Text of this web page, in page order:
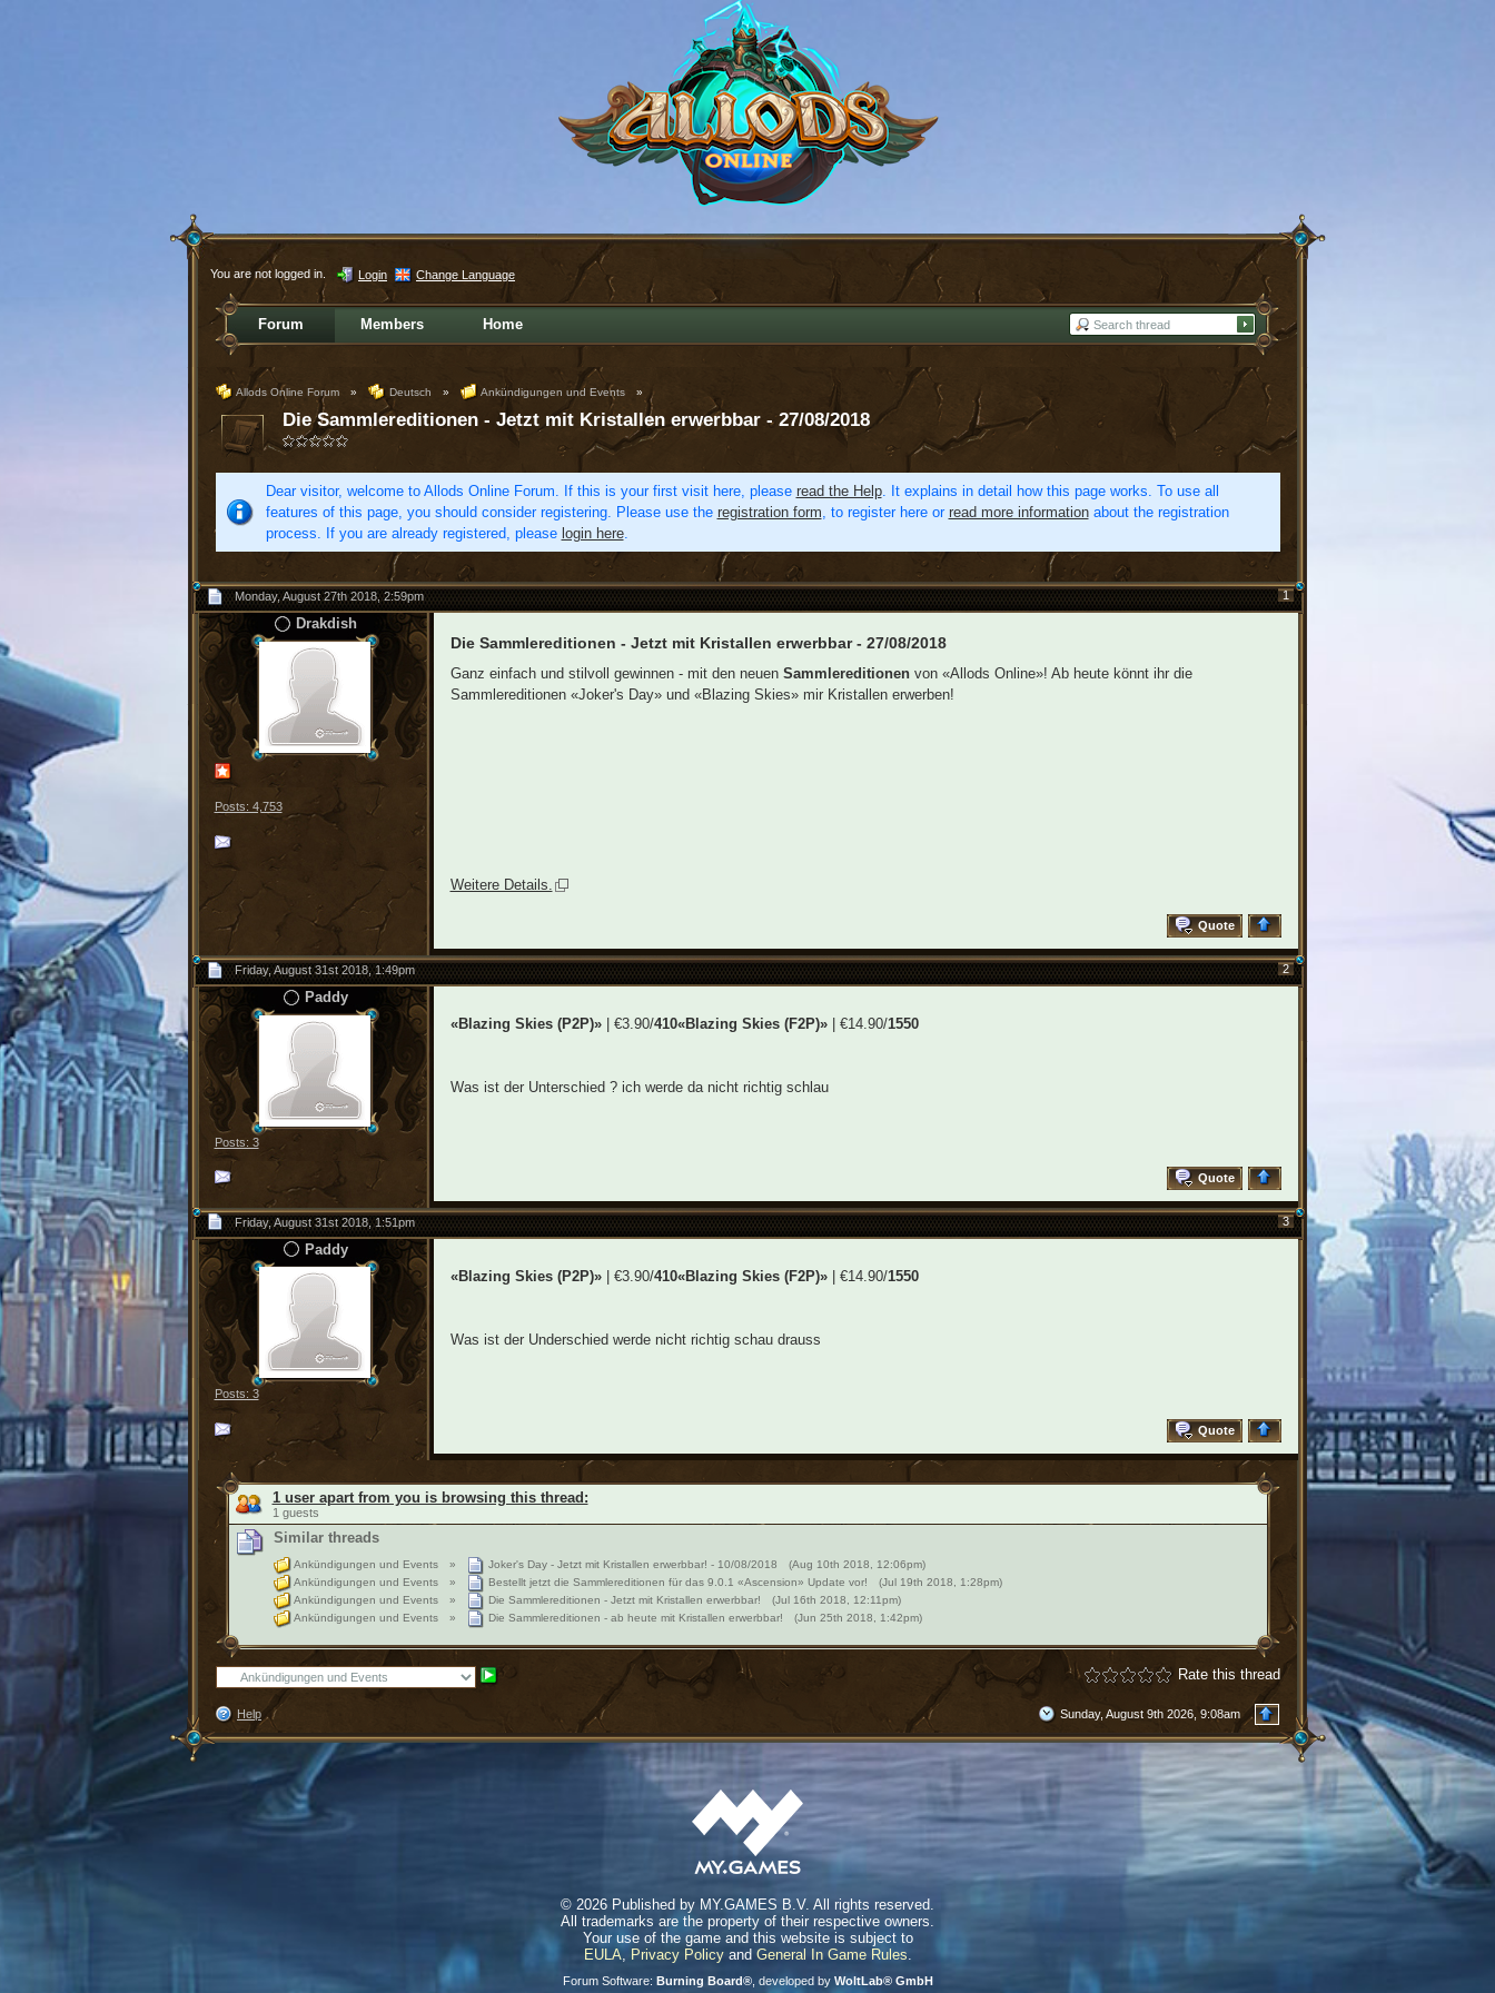
You are not logged in. Login Change Language
Forum Members Home
Allods Online Forum » Deutsch » Ankündigungen und Events »
Die Sammlereditionen - Jetzt mit Kristallen erwerbbar - 27/08/2018
Dear visitor, welcome to Allods Online Forum. If this is your first visit here, please read the Help. It explains in detail how this page works. To use all
features of this page, you should consider registering. Please use the registration form, to register here or read more informationabout the registration
process. If you are already registered, please login here.
1
Monday, August 27th 2018, 2:59pm
Drakdish
Posts: 4,753
Die Sammlereditionen - Jetzt mit Kristallen erwerbbar - 27/08/2018
Ganz einfach und stilvoll gewinnen - mit den neuen Sammlereditionenvon «Allods Online»! Ab heute könnt ihr die
Sammlereditionen «Joker's Day» und «Blazing Skies» mir Kristallen erwerben!
Weitere Details.
Quote
2
Friday, August 31st 2018, 1:49pm
Paddy
Posts: 3
«Blazing Skies (P2P)»| €3.90/410«Blazing Skies (F2P)»| €14.90/1550
Was ist der Unterschied ? ich werde da nicht richtig schlau
Quote
3
Friday, August 31st 2018, 1:51pm
Paddy
Posts: 3
«Blazing Skies (P2P)»| €3.90/410«Blazing Skies (F2P)»| €14.90/1550
Was ist der Underschied werde nicht richtig schau drauss
Quote
1 user apart from you is browsing this thread:
1 guests
Similar threads
Ankündigungen und Events » Joker's Day - Jetzt mit Kristallen erwerbbar! - 10/08/2018
(Aug 10th 2018, 12:06pm)
Ankündigungen und Events
» Bestellt jetzt die Sammlereditionen für das 9.0.1 «Ascension» Update vor!
(Jul 19th 2018, 1:28pm)
Ankündigungen und Events
» Die Sammlereditionen - Jetzt mit Kristallen erwerbbar!
(Jul 16th 2018, 12:11pm)
Ankündigungen und Events
» Die Sammlereditionen - ab heute mit Kristallen erwerbbar! (Jun 25th 2018, 1:42pm)
Rate this thread
Help Sunday, August 9th 2026, 9:08am
© 2026 Published by MY.GAMES B.V. All rights reserved.
All trademarks are the property of their respective owners.
Your use of the game and this website is subject to
EULA, Privacy Policyand General In Game Rules.
Forum Software: Burning Board®, developed by WoltLab® GmbH